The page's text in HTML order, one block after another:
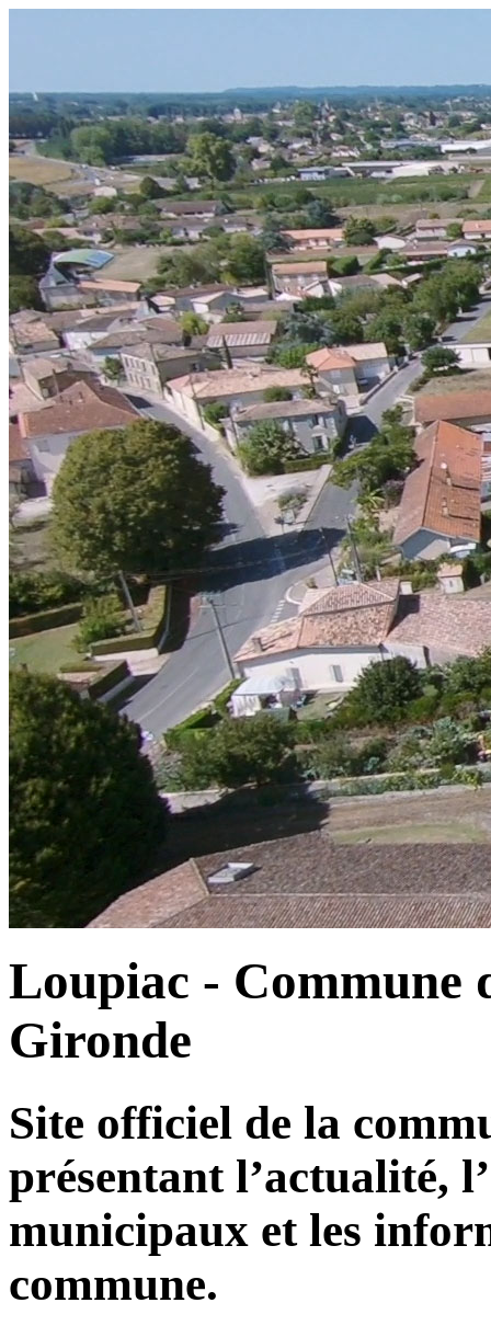
Loupiac - Commune
Gironde
Site officiel de la
présentant l’actualité,
municipaux et les
commune.